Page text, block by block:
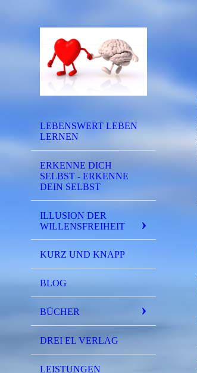
LEBENSWERT LEBEN
LERNEN
ERKENNE DICH
SELBST - ERKENNE
DEIN SELBST
ILLUSION DER
WILLENSFREIHEIT
KURZ UND KNAPP
BLOG
BÜCHER
DREI EL VERLAG
LEISTUNGEN